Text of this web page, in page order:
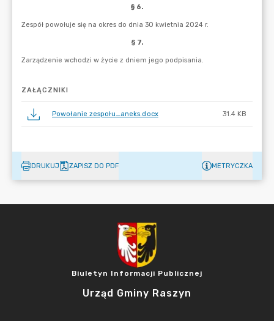
ZAŁĄCZNIKI
Powołanie zespołu_aneks.docx 31.4 KB
DRUKUJ ZAPISZ DO PDF METRYCZKA
Biuletyn Informacji Publicznej
Urząd Gminy Raszyn